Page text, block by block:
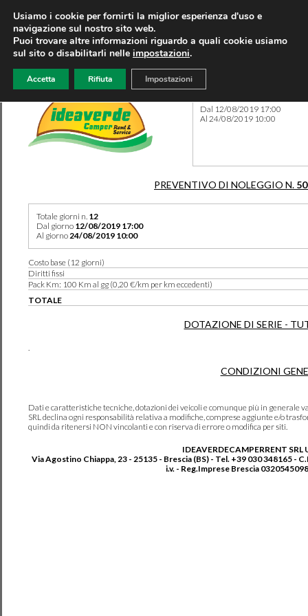
Dal 12/08/2019 17:00
Al 24/08/2019 10:00
PREVENTIVO DI NOLEGGIO N.
Totale giorni n. 12
Dal giorno 12/08/2019 17:00
Al giorno24/08/2019 10:00
Costo base (12 giorni)
Diritti fissi
Pack Km: 100 Km al gg (0,20 €/km per km eccedenti)
TOTALE
DOTAZIONE DI SERIE -
.
CONDIZIONI
Dati e caratteristiche tecniche, dotazioni dei veicoli e comunque più in generale
SRL declina ogni responsabilità relativa a modifiche, comprese aggiunte e/o
quindi da ritenersi NON vincolanti e con riserva di errore o modifica per siti.
IDEAVERDECAMPERRENT SRL
Via Agostino Chiappa, 23 - 25135 - Brescia (BS) - Tel. +39 030 348165 -
i.v. - Reg.Imprese Brescia
Usiamo i cookie per fornirti la miglior esperienza d'uso e
navigazione sul nostro sito web.
Puoi trovare altre informazioni riguardo a quali cookie usiamo
sul sito o disabilitarli nelle impostazioni.
Accetta Rifiuta Impostazioni